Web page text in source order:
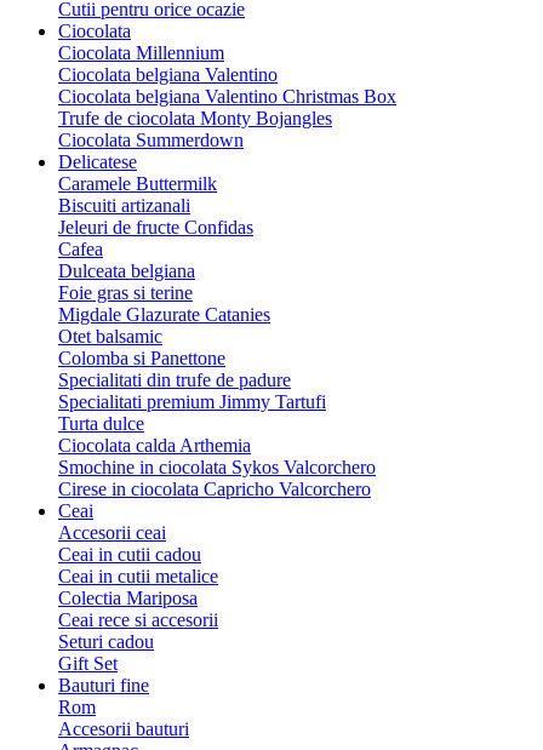
Cutii pentru orice ocazie
Ciocolata
Ciocolata Millennium
Ciocolata belgiana Valentino
Ciocolata belgiana Valentino Christmas Box
Trufe de ciocolata Monty Bojangles
Ciocolata Summerdown
Delicatese
Caramele Buttermilk
Biscuiti artizanali
Jeleuri de fructe Confidas
Cafea
Dulceata belgiana
Foie gras si terine
Migdale Glazurate Catanies
Otet balsamic
Colomba si Panettone
Specialitati din trufe de padure
Specialitati premium Jimmy Tartufi
Turta dulce
Ciocolata calda Arthemia
Smochine in ciocolata Sykos Valcorchero
Cirese in ciocolata Capricho Valcorchero
Ceai
Accesorii ceai
Ceai in cutii cadou
Ceai in cutii metalice
Colectia Mariposa
Ceai rece si accesorii
Seturi cadou
Gift Set
Bauturi fine
Rom
Accesorii bauturi